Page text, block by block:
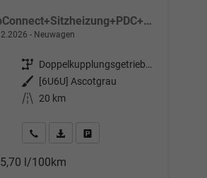
Trend 115PS DSG AppConnect+Sitzheizung+PDC+Alu16+LED+DAB+FrontAssist
Neuwagen
Getriebe
Doppelkupplungsgetriebe (DSG)
Außenfarbe
[6U6U] Ascotgrau
Kilometerstand 20 km
Wir rufen Sie an
PDF-Datei, Fahrzeugexposé drucken
Drucken, parken oder
5,70 l/100km